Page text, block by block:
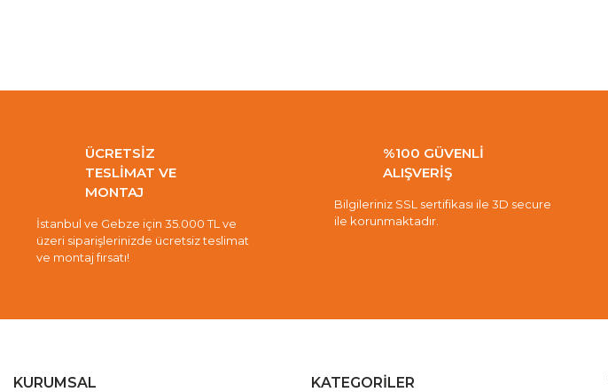
ÜCRETSİZ
TESLİMAT VE
MONTAJ
İstanbul ve Gebze için 35.000 TL ve
üzeri siparişlerinizde ücretsiz teslimat
ve montaj fırsatı!
%100 GÜVENLİ
ALIŞVERİŞ
Bilgileriniz SSL sertifikası ile 3D secure
ile korunmaktadır.
KURUMSAL KATEGORİLER